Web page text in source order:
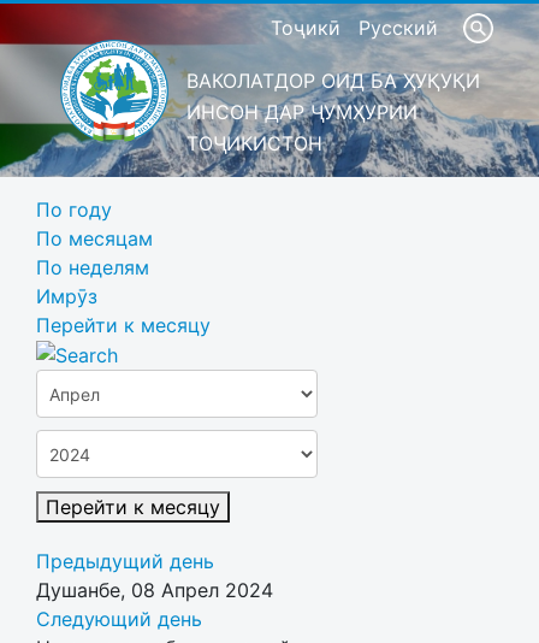
Тоҷикӣ Русский
ВАКОЛАТДОР ОИД БА ҲУҚУҚИ
ИНСОН ДАР ҶУМҲУРИИ
ТОҶИКИСТОН
По году
По месяцам
По неделям
Имрӯз
Перейти к месяцу
Перейти к месяцу
Предыдущий день
Душанбе, 08 Апрел 2024
Следующий день